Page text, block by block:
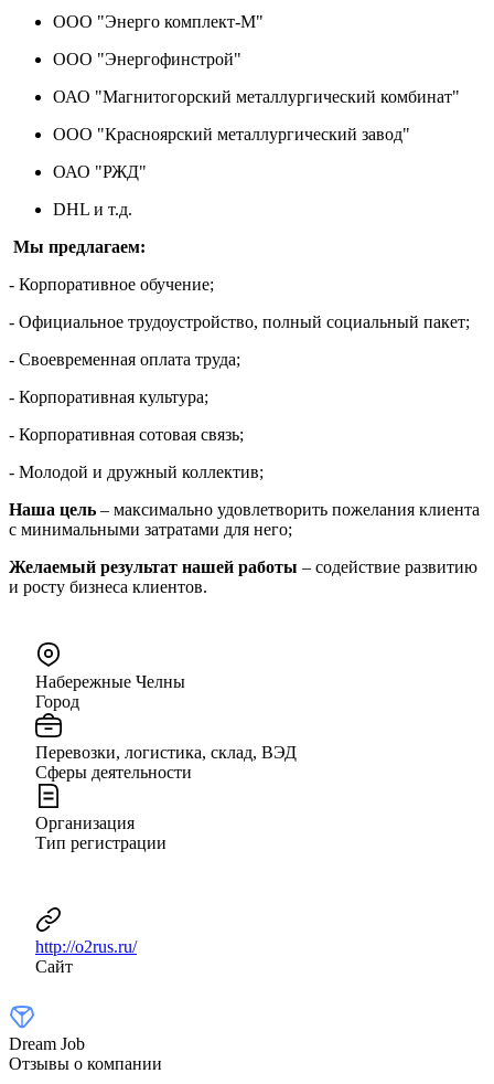
ООО "Энерго комплект-М"
ООО "Энергофинстрой"
ОАО "Магнитогорский металлургический комбинат"
ООО "Красноярский металлургический завод"
ОАО "РЖД"
DHL и т.д.
Мы предлагаем:
- Корпоративное обучение;
- Официальное трудоустройство, полный социальный пакет;
- Своевременная оплата труда;
- Корпоративная культура;
- Корпоративная сотовая связь;
- Молодой и дружный коллектив;
Наша цель – максимально удовлетворить пожелания клиента
с минимальными затратами для него;
Желаемый результат нашей работы – содействие развитию
и росту бизнеса клиентов.
Набережные Челны
Город
Перевозки, логистика, склад, ВЭД
Сферы деятельности
Организация
Тип регистрации
http://o2rus.ru/
Сайт
Dream Job
Отзывы о компании